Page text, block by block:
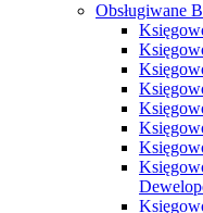
Obsługiwane